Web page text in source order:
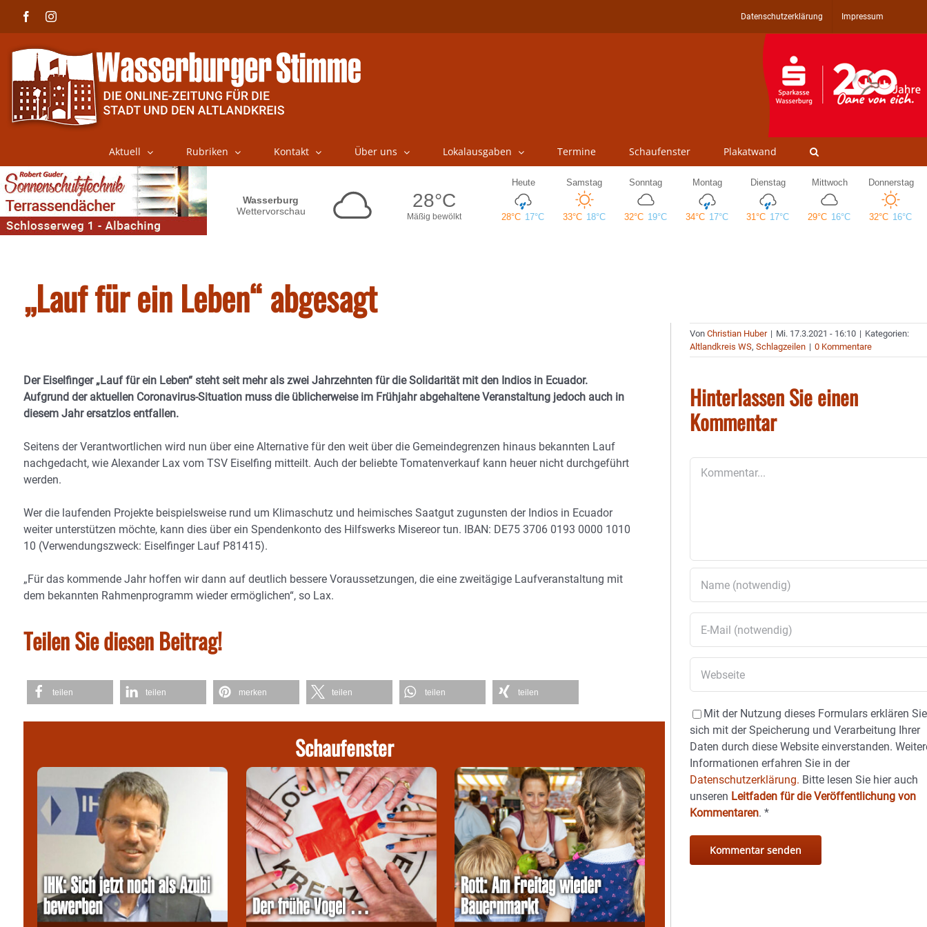
FacebookInstagram Datenschutzerklärung Impressum
Aktuell Rubriken Kontakt Über uns Lokalausgaben Termine Schaufenster Plakatwand
„Lauf für ein Leben“ abgesagt
Der Eiselfinger „Lauf für ein Leben“ steht seit mehr als zwei Jahrzehnten für die Solidarität mit den Indios in Ecuador.
Aufgrund der aktuellen Coronavirus-Situation muss die üblicherweise im Frühjahr abgehaltene Veranstaltung jedoch auch in
diesem Jahr ersatzlos entfallen.
Seitens der Verantwortlichen wird nun über eine Alternative für den weit über die Gemeindegrenzen hinaus bekannten Lauf
nachgedacht, wie Alexander Lax vom TSV Eiselfing mitteilt. Auch der beliebte Tomatenverkauf kann heuer nicht durchgeführt
werden.
Wer die laufenden Projekte beispielsweise rund um Klimaschutz und heimisches Saatgut zugunsten der Indios in Ecuador
weiter unterstützen möchte, kann dies über ein Spendenkonto des Hilfswerks Misereor tun. IBAN: DE75 3706 0193 0000 1010
10 (Verwendungszweck: Eiselfinger Lauf P81415).
„Für das kommende Jahr hoffen wir dann auf deutlich bessere Voraussetzungen, die eine zweitägige Laufveranstaltung mit
dem bekannten Rahmenprogramm wieder ermöglichen“, so Lax.
Teilen Sie diesen Beitrag!
teilen teilen merken teilen teilen teilen
Schaufenster
VonChristian Huber | Mi. 17.3.2021 - 16:10 | Kategorien:
Altlandkreis WS,Schlagzeilen | 0 Kommentare
Hinterlassen Sie einen
Kommentar
Mit der Nutzung dieses Formulars erklären Sie
sich mit der Speicherung und Verarbeitung Ihrer
Daten durch diese Website einverstanden.
Informationen erfahren Sie in der
Datenschutzerklärung. Bitte lesen Sie hier auch
unseren Leitfaden für die Veröffentlichung von
Kommentaren.*